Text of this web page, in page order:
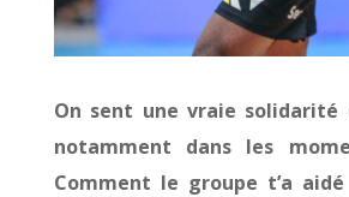
On sent une vraie solidarité
notamment dans les
Comment le groupe t’a